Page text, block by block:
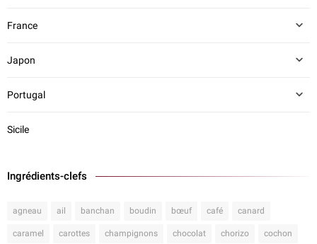
France
Japon
Portugal
Sicile
Ingrédients-clefs
agneau ail banchan boudin bœuf café canard
caramel carottes champignons chocolat chorizo cochon